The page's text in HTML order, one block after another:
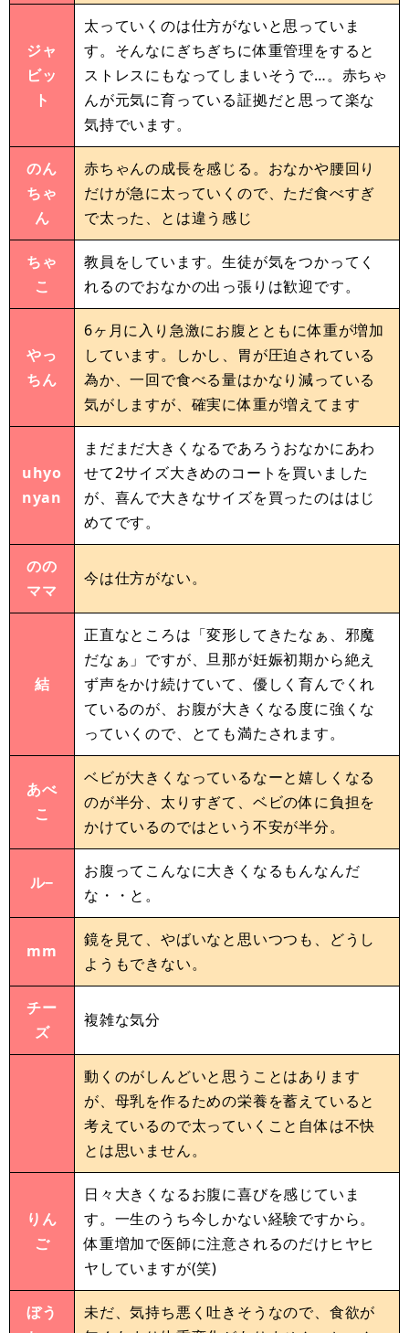
ジャ
ビッ
ト
太っていくのは仕方がないと思っていま
す。そんなにぎちぎちに体重管理をすると
ストレスにもなってしまいそうで…。赤ちゃ
んが元気に育っている証拠だと思って楽な
気持でいます。
のん
ちゃ
ん
赤ちゃんの成長を感じる。おなかや腰回り
だけが急に太っていくので、ただ食べすぎ
で太った、とは違う感じ
ちゃ
こ
教員をしています。生徒が気をつかってく
れるのでおなかの出っ張りは歓迎です。
やっ
ちん
6ヶ月に入り急激にお腹とともに体重が増加
しています。しかし、胃が圧迫されている
為か、一回で食べる量はかなり減っている
気がしますが、確実に体重が増えてます
uhyo
nyan
まだまだ大きくなるであろうおなかにあわ
せて2サイズ大きめのコートを買いました
が、喜んで大きなサイズを買ったのははじ
めてです。
のの
ママ
今は仕方がない。
結
正直なところは「変形してきたなぁ、邪魔
だなぁ」ですが、旦那が妊娠初期から絶え
ず声をかけ続けていて、優しく育んでくれ
ているのが、お腹が大きくなる度に強くな
っていくので、とても満たされます。
あべ
こ
ベビが大きくなっているなーと嬉しくなる
のが半分、太りすぎて、ベビの体に負担を
かけているのではという不安が半分。
ル−
お腹ってこんなに大きくなるもんなんだ
な・・と。
mm
鏡を見て、やばいなと思いつつも、どうし
ようもできない。
チー
ズ
複雑な気分
動くのがしんどいと思うことはあります
が、母乳を作るための栄養を蓄えていると
考えているので太っていくこと自体は不快
とは思いません。
りん
ご
日々大きくなるお腹に喜びを感じていま
す。一生のうち今しかない経験ですから。
体重増加で医師に注意されるのだけヒヤヒ
ヤしていますが(笑)
ぼう
未だ、気持ち悪く吐きそうなので、食欲が